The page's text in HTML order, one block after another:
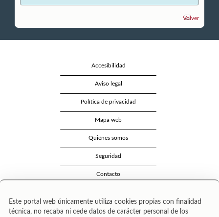
Volver
Accesibilidad
Aviso legal
Política de privacidad
Mapa web
Quiénes somos
Seguridad
Contacto
Este portal web únicamente utiliza cookies propias con finalidad
técnica, no recaba ni cede datos de carácter personal de los